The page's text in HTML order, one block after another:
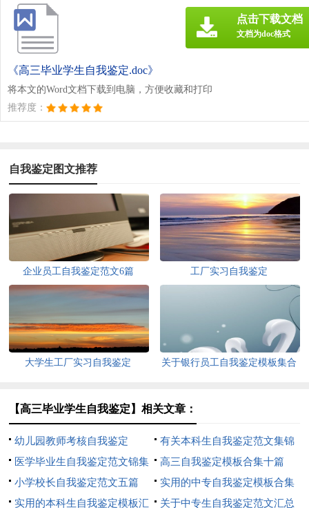
《高三毕业学生自我鉴定.doc》
将本文的Word文档下载到电脑，方便收藏和打印
推荐度：
点击下载文档
文档为doc格式
自我鉴定图文推荐
企业员工自我鉴定范文6篇 工厂实习自我鉴定
大学生工厂实习自我鉴定
关于银行员工自我鉴定模板集合
【高三毕业学生自我鉴定】相关文章：
幼儿园教师考核自我鉴定
有关本科生自我鉴定范文集锦
八篇
医学毕业生自我鉴定范文锦集
8篇
高三自我鉴定模板合集十篇
小学校长自我鉴定范文五篇
实用的中专自我鉴定模板合集
六篇
实用的本科生自我鉴定模板汇 关于中专生自我鉴定范文汇总